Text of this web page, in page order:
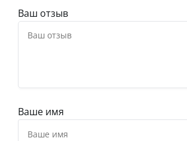
Ваш отзыв
Ваше имя